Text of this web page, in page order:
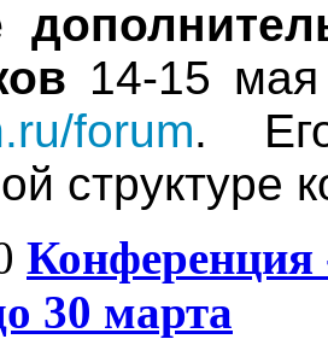
14-15
forum.
структуре
Конференция
30 марта